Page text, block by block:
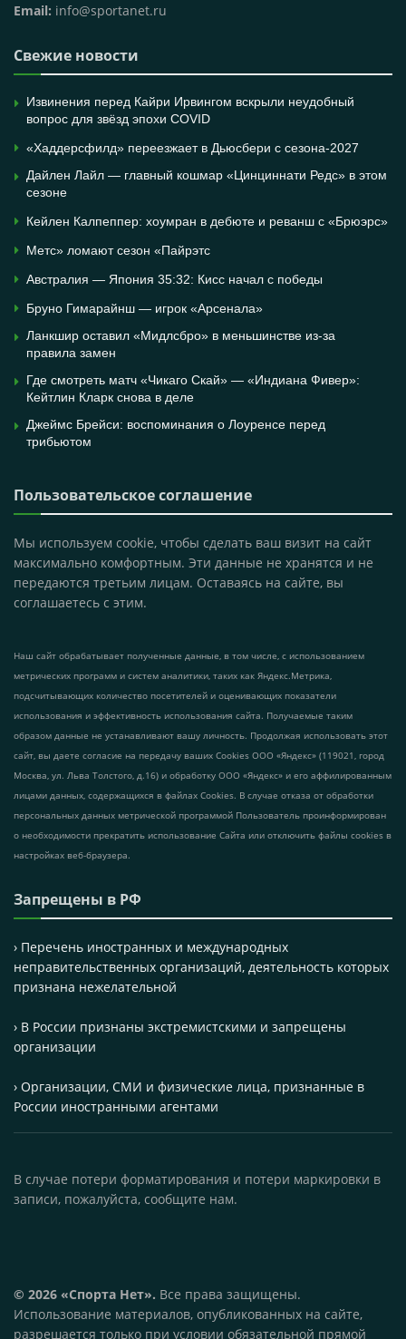
Email: info@sportanet.ru
Свежие новости
Извинения перед Кайри Ирвингом вскрыли неудобный
вопрос для звёзд эпохи COVID
«Хаддерсфилд» переезжает в Дьюсбери с сезона-2027
Дайлен Лайл — главный кошмар «Цинциннати Редс» в этом
сезоне
Кейлен Калпеппер: хоумран в дебюте и реванш с «Брюэрс»
Метс» ломают сезон «Пайрэтс
Австралия — Япония 35:32: Кисс начал с победы
Бруно Гимарайнш — игрок «Арсенала»
Ланкшир оставил «Мидлсбро» в меньшинстве из-за
правила замен
Где смотреть матч «Чикаго Скай» — «Индиана Фивер»:
Кейтлин Кларк снова в деле
Джеймс Брейси: воспоминания о Лоуренсе перед
трибьютом
Пользовательское соглашение
Мы используем cookie, чтобы сделать ваш визит на сайт
максимально комфортным. Эти данные не хранятся и не
передаются третьим лицам. Оставаясь на сайте, вы
соглашаетесь с этим.
Наш сайт обрабатывает полученные данные, в том числе, с использованием
метрических программ и систем аналитики, таких как Яндекс.Метрика,
подсчитывающих количество посетителей и оценивающих показатели
использования и эффективность использования сайта. Получаемые таким
образом данные не устанавливают вашу личность. Продолжая использовать этот
сайт, вы даете согласие на передачу ваших Cookies ООО «Яндекс» (119021, город
Москва, ул. Льва Толстого, д.16) и обработку ООО «Яндекс» и его аффилированным
лицами данных, содержащихся в файлах Cookies. В случае отказа от обработки
персональных данных метрической программой Пользователь проинформирован
о необходимости прекратить использование Сайта или отключить файлы cookies в
настройках веб-браузера.
Запрещены в РФ
› Перечень иностранных и международных
неправительственных организаций, деятельность которых
признана нежелательной
› В России признаны экстремистскими и запрещены
организации
› Организации, СМИ и физические лица, признанные в
России иностранными агентами
В случае потери форматирования и потери маркировки в
записи, пожалуйста, сообщите нам.
© 2026 «Спорта Нет». Все права защищены.
Использование материалов, опубликованных на сайте,
разрешается только при условии обязательной прямой